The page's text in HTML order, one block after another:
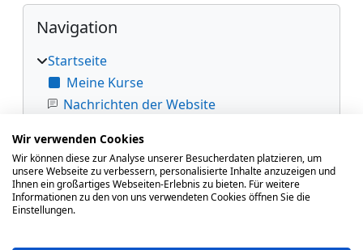
Blöcke
Navigation überspringen
Navigation
Startseite
Meine Kurse
Nachrichten der Website
Kurse
VHS-Lehrgangszentrum
Yogalehrer/in 2026
Wir verwenden Cookies
Wir können diese zur Analyse unserer Besucherdaten platzieren, um
unsere Webseite zu verbessern, personalisierte Inhalte anzuzeigen und
Ihnen ein großartiges Webseiten-Erlebnis zu bieten. Für weitere
Informationen zu den von uns verwendeten Cookies öffnen Sie die
Einstellungen.